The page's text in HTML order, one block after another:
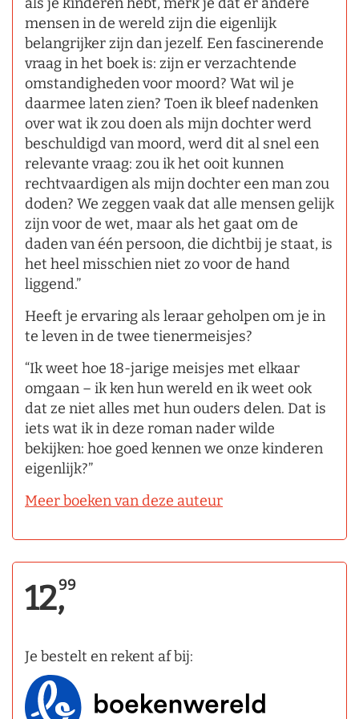
mensen in de wereld zijn die eigenlijk
belangrijker zijn dan jezelf. Een fascinerende
vraag in het boek is: zijn er verzachtende
omstandigheden voor moord? Wat wil je
daarmee laten zien? Toen ik bleef nadenken
over wat ik zou doen als mijn dochter werd
beschuldigd van moord, werd dit al snel een
relevante vraag: zou ik het ooit kunnen
rechtvaardigen als mijn dochter een man zou
doden? We zeggen vaak dat alle mensen gelijk
zijn voor de wet, maar als het gaat om de
daden van één persoon, die dichtbij je staat, is
het heel misschien niet zo voor de hand
liggend.”
Heeft je ervaring als leraar geholpen om je in
te leven in de twee tienermeisjes?
“Ik weet hoe 18-jarige meisjes met elkaar
omgaan – ik ken hun wereld en ik weet ook
dat ze niet alles met hun ouders delen. Dat is
iets wat ik in deze roman nader wilde
bekijken: hoe goed kennen we onze kinderen
eigenlijk?”
Meer boeken van deze auteur
12,99
Je bestelt en rekent af bij: